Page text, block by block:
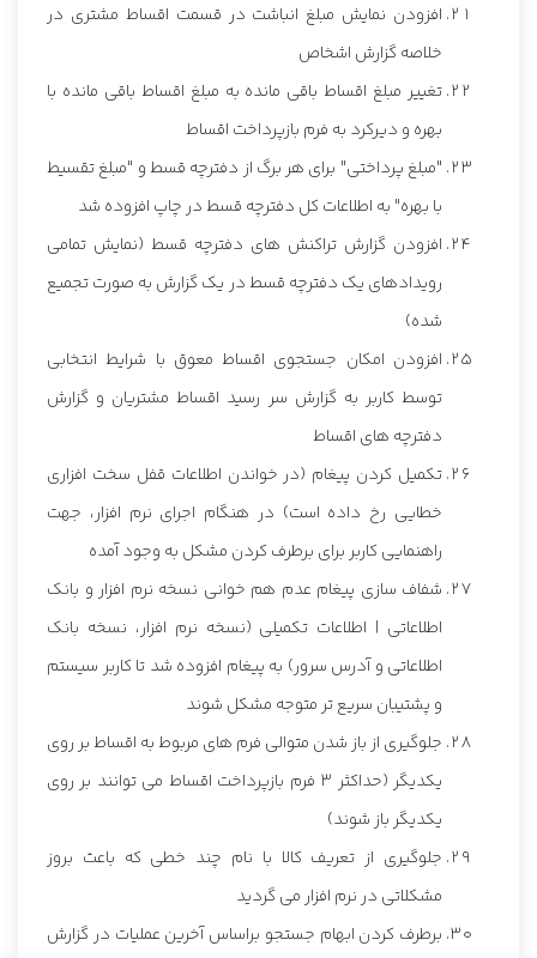
افزودن نمایش مبلغ انباشت در قسمت اقساط مشتری در
خلاصه گزارش اشخاص
تغییر مبلغ اقساط باقی مانده به مبلغ اقساط باقی مانده با
بهره و دیرکرد به فرم بازپرداخت اقساط
"مبلغ پرداختی" برای هر برگ از دفترچه قسط و "مبلغ تقسیط
با بهره" به اطلاعات کل دفترچه قسط در چاپ افزوده شد
افزودن گزارش تراکنش های دفترچه قسط (نمایش تمامی
رویدادهای یک دفترچه قسط در یک گزارش به صورت تجمیع
شده)
افزودن امکان جستجوی اقساط معوق با شرایط انتخابی
توسط کاربر به گزارش سر رسید اقساط مشتریان و گزارش
دفترچه های اقساط
تکمیل کردن پیغام (در خواندن اطلاعات قفل سخت افزاری
خطایی رخ داده است) در هنگام اجرای نرم افزار، جهت
راهنمایی کاربر برای برطرف کردن مشکل به وجود آمده
شفاف سازی پیغام عدم هم خوانی نسخه نرم افزار و بانک
اطلاعاتی | اطلاعات تکمیلی (نسخه نرم افزار، نسخه بانک
اطلاعاتی و آدرس سرور) به پیغام افزوده شد تا کاربر سیستم
و پشتیبان سریع تر متوجه مشکل شوند
جلوگیری از باز شدن متوالی فرم های مربوط به اقساط بر روی
یکدیگر (حداکثر 3 فرم بازپرداخت اقساط می توانند بر روی
یکدیگر باز شوند)
جلوگیری از تعریف کالا با نام چند خطی که باعث بروز
مشکلاتی در نرم افزار می گردید
برطرف کردن ابهام جستجو براساس آخرین عملیات در گزارش